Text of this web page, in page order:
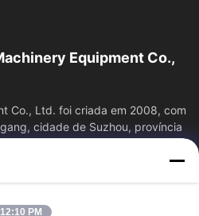
Equipment Co.,
Co., Ltd. foi criada em 2008, com
cidade de Suzhou, província
12:10 PM